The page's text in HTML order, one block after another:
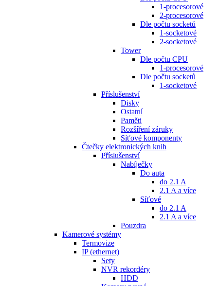
1-procesorové
2-procesorové
Dle počtu socketů
1-socketové
2-socketové
Tower
Dle počtu CPU
1-procesorové
Dle počtu socketů
1-socketové
Příslušenství
Disky
Ostatní
Paměti
Rozšíření záruky
Síťové komponenty
Čtečky elektronických knih
Příslušenství
Nabíječky
Do auta
do 2.1 A
2.1 A a více
Síťové
do 2.1 A
2.1 A a více
Pouzdra
Kamerové systémy
Termovize
IP (ethernet)
Sety
NVR rekordéry
HDD